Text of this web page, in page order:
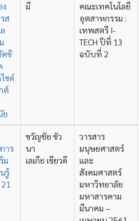
ส
ซิ
ซด์
ต์
ย
มี
คณะเทคโนโลยี
อุตสาหกรรม :
เทพสตรี I-
TECH ปีที่ 13
ฉบับที่ 2
าร
ม
รู้
ขวัญชัย ขัว
นา
เลเกีย เขียวดี
วารสาร
มนุษยศาสตร์
และ
สังคมศาสตร์
มหาวิทยาลัย
มหาสารคาม
มีนาคม –